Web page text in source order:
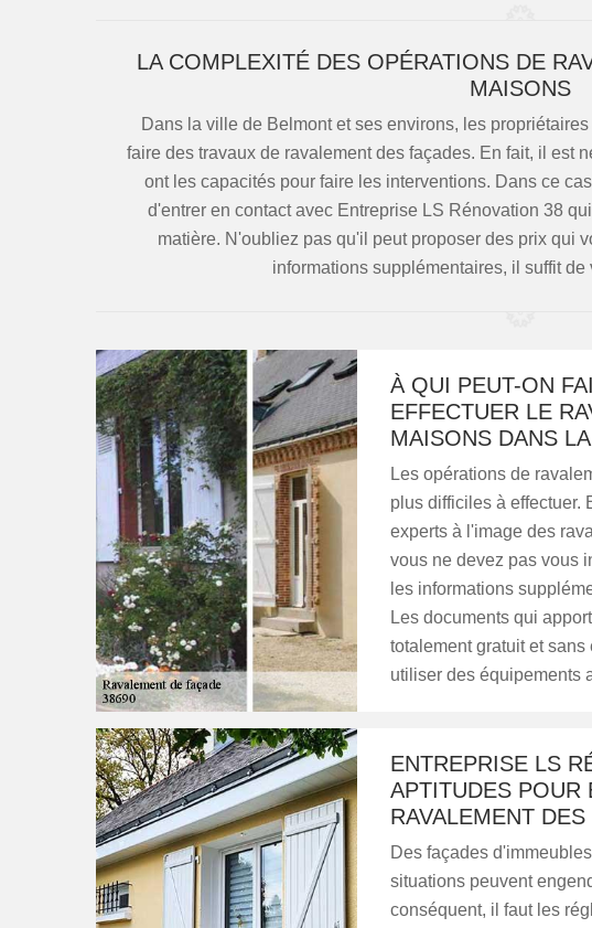
LA COMPLEXITÉ DES OPÉRATIONS DE
MAISONS
Dans la ville de Belmont et ses environs, les
faire des travaux de ravalement des façades. En fait, il est
ont les capacités pour faire les interventions. Dans ce
d'entrer en contact avec Entreprise LS Rénovation 38
matière. N'oubliez pas qu'il peut proposer des prix qui
informations supplémentaires, il suffit de
À QUI PEUT-ON
EFFECTUER LE
MAISONS DANS
Les opérations de
plus difficiles à effectuer.
experts à l'image des
vous ne devez pas vous
les informations
Les documents qui
totalement gratuit et
utiliser des équipements
ENTREPRISE LS
APTITUDES POUR
RAVALEMENT
Des façades
situations peuvent
conséquent, il faut les